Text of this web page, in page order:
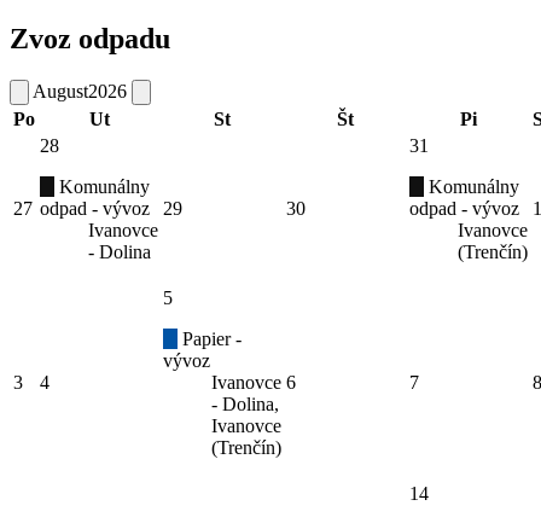
Zvoz odpadu
August2026
Po
Ut St Št Pi
27
28
Komunálny
odpad - vývoz
Ivanovce
- Dolina
29 30
31
Komunálny
odpad - vývoz
Ivanovce
(Trenčín)
1
3 4
5
Papier -
vývoz
Ivanovce
- Dolina,
Ivanovce
(Trenčín)
6 7 8
14